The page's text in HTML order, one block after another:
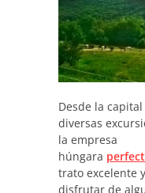
Desde la
diversas
la empresa
húngara
trato excelente
disfrutar de